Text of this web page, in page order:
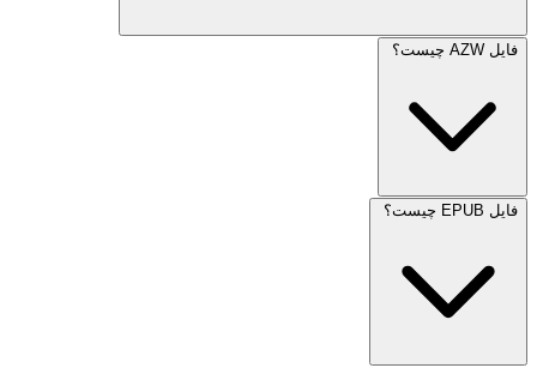
فایل AZW چیست؟
فایل EPUB چیست؟